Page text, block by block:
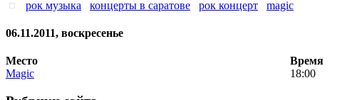
рок музыка
концерты в саратове рок концерт magic
06.11.2011, воскресенье
Место Время
Magic
18:00